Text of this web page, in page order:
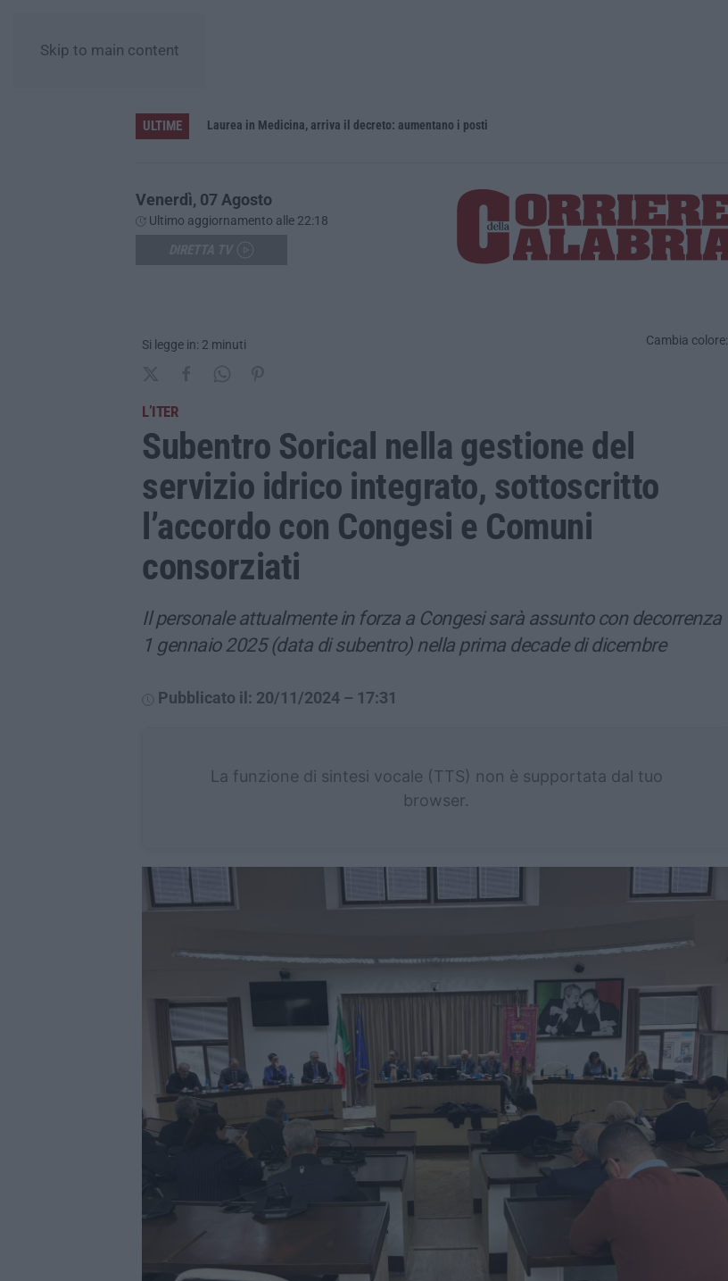
Skip to main content
ULTIME
Sistema bibliotecario vibonese, la dura replica di Soriano e Romeo: «Il fallimento è di chi ha staccato la spina» Laurea in Medicina, arriva il decreto: aumentano i posti
Venerdì, 07 Agosto
Ultimo aggiornamento alle 22:18
Si legge in: 2 minuti Cambia colore:
L’ITER
Subentro Sorical nella gestione del
servizio idrico integrato, sottoscritto
l’accordo con Congesi e Comuni
consorziati
Il personale attualmente in forza a Congesi sarà assunto con decorrenza
1 gennaio 2025 (data di subentro) nella prima decade di dicembre
Pubblicato il: 20/11/2024 – 17:31
La funzione di sintesi vocale (TTS) non è supportata dal tuo
browser.